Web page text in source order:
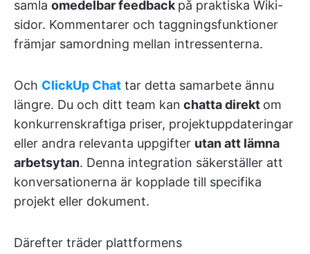
samla omedelbar feedback på praktiska Wiki-
sidor. Kommentarer och taggningsfunktioner
främjar samordning mellan intressenterna.
Och ClickUp Chat tar detta samarbete ännu
längre. Du och ditt team kan chatta direkt om
konkurrenskraftiga priser, projektuppdateringar
eller andra relevanta uppgifter utan att lämna
arbetsytan. Denna integration säkerställer att
konversationerna är kopplade till specifika
projekt eller dokument.
Därefter träder plattformens